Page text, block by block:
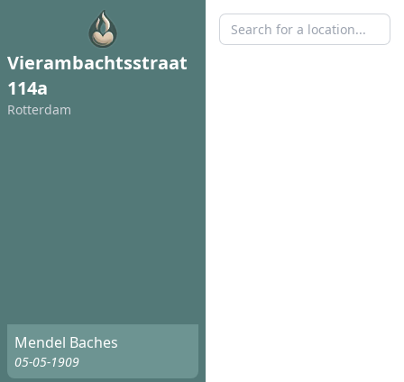
Vierambachtsstraat
114a
Rotterdam
Mendel Baches
05-05-1909